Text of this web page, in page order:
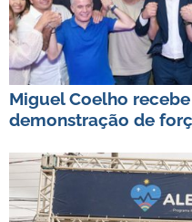
Miguel Coelho
demonstração de